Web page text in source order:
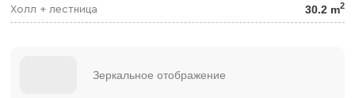
Холл + лестница 30.2 m2
Зеркальное отображение